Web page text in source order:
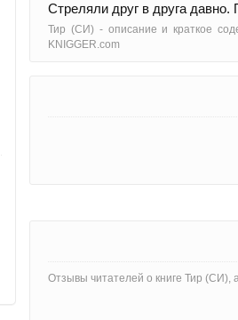
Стреляли друг в друга давно.
Тир (СИ) - oписание и краткое
KNIGGER.com
Отзывы читателей о книге Тир (СИ),